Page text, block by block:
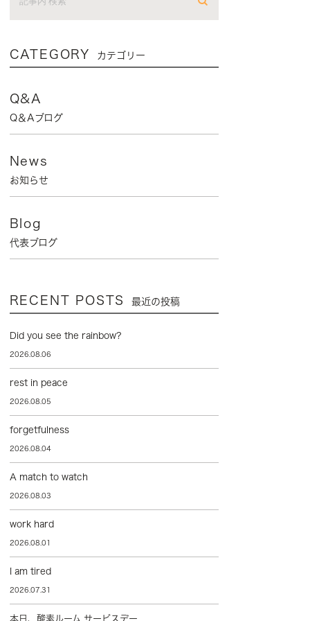
CATEGORY カテゴリー
Q&A
Q＆Aブログ
News
お知らせ
Blog
代表ブログ
RECENT POSTS 最近の投稿
Did you see the rainbow?
2026.08.06
rest in peace
2026.08.05
forgetfulness
2026.08.04
A match to watch
2026.08.03
work hard
2026.08.01
I am tired
2026.07.31
本日、酸素ルーム サービスデー